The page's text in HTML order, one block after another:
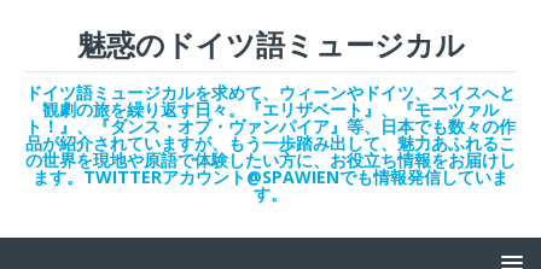
魅惑のドイツ語ミュージカル
ドイツ語ミュージカルを求めて、ウィーンやドイツ、スイスへと
観劇の旅を繰り返す日々。『エリザベート』、『モーツァル
ト！』、『ダンス・オブ・ヴァンパイア』等、日本でも数々の作
品が紹介されていますが、もう一歩踏み出して、魅力あふれるこ
の世界を現地や原語で体験したい方に、お役立ち情報をお届けし
ます。TWITTERアカウント@SPAWIENでも情報発信していま
す。